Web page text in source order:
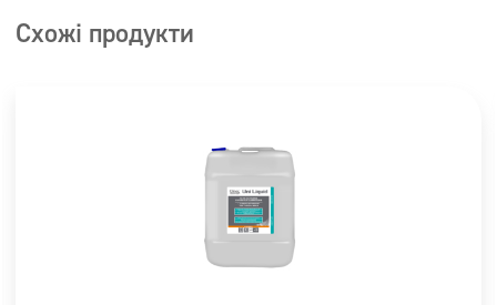
Не використовуйте препарати в місцях, де небажана
Матовий ефект – від 1:1-2
Схожі продукти